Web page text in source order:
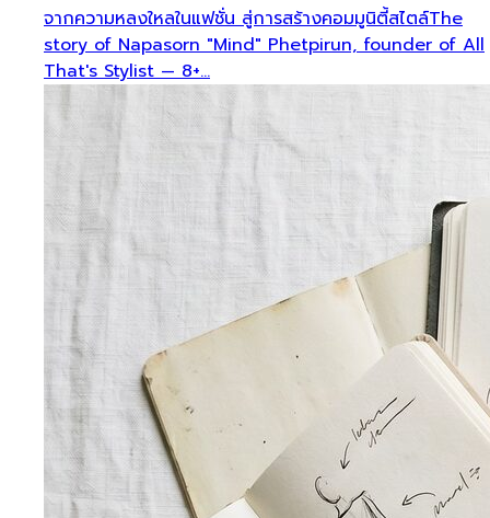
จากความหลงใหลในแฟชั่น สู่การสร้างคอมมูนิตี้สไตล์The
story of Napasorn "Mind" Phetpirun, founder of All
That's Stylist — 8+…